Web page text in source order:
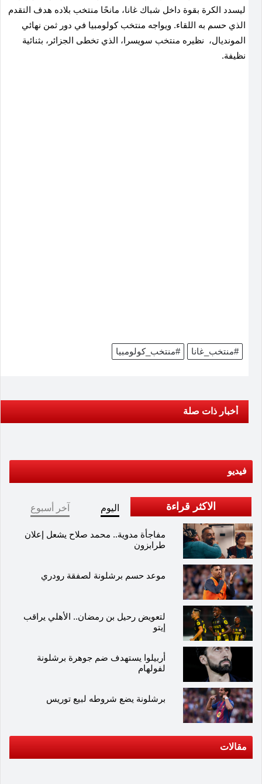
ليسدد الكرة بقوة داخل شباك غانا، مانحًا منتخب بلاده هدف التقدم
الذي حسم به اللقاء. ويواجه منتخب كولومبيا في دور ثمن نهائي
المونديال، نظيره منتخب سويسرا، الذي تخطى الجزائر، بثنائية
نظيفة.
#منتخب_كولومبيا #منتخب_غانا
أخبار ذات صلة
فيديو
الاكثر قراءة اليوم آخر أسبوع
مفاجأة مدوية.. محمد صلاح يشعل إعلان
طرابزون
موعد حسم برشلونة لصفقة رودري
لتعويض رحيل بن رمضان.. الأهلي يراقب
إيتو
أربيلوا يستهدف ضم جوهرة برشلونة
لفولهام
برشلونة يضع شروطه لبيع توريس
مقالات